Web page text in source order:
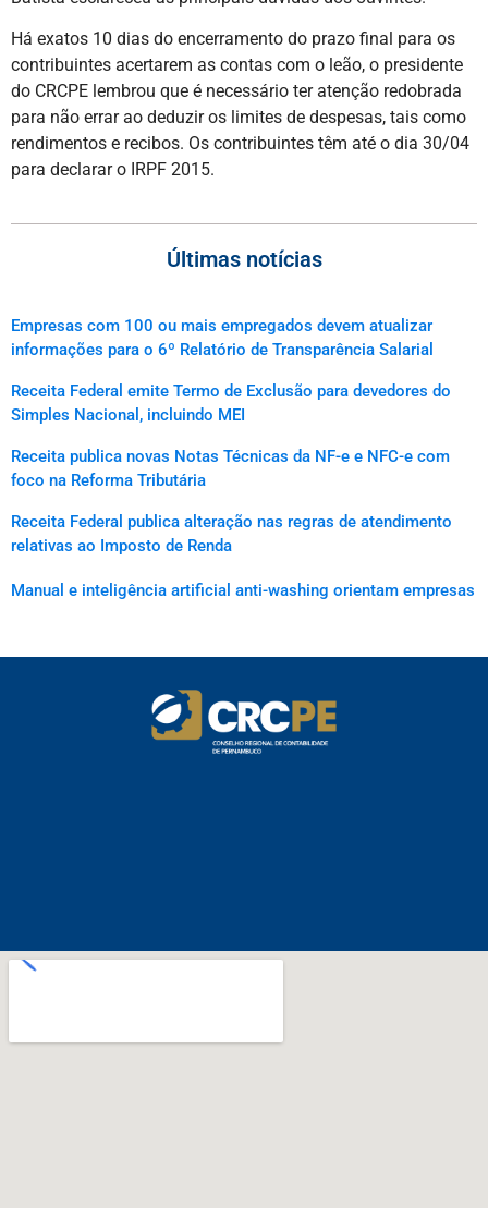
Há exatos 10 dias do encerramento do prazo final para os
contribuintes acertarem as contas com o leão, o presidente
do CRCPE lembrou que é necessário ter atenção redobrada
para não errar ao deduzir os limites de despesas, tais como
rendimentos e recibos. Os contribuintes têm até o dia 30/04
para declarar o IRPF 2015.
Últimas notícias
Empresas com 100 ou mais empregados devem atualizar
informações para o 6º Relatório de Transparência Salarial
Receita Federal emite Termo de Exclusão para devedores do
Simples Nacional, incluindo MEI
Receita publica novas Notas Técnicas da NF-e e NFC-e com
foco na Reforma Tributária
Receita Federal publica alteração nas regras de atendimento
relativas ao Imposto de Renda
Manual e inteligência artificial anti-washing orientam empresas